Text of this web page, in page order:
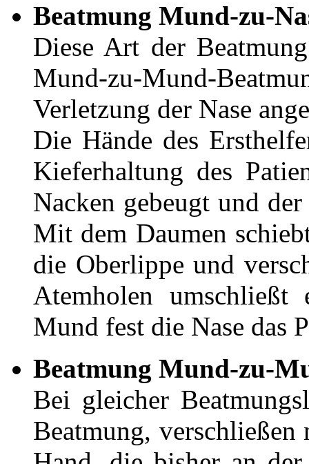
Beatmung Mund-zu-
Diese Art der
Mund-zu-Mund-
Verletzung der Nase
Die Hände des
Kieferhaltung des
Nacken gebeugt und
Mit dem Daumen
die Oberlippe und
Atemholen
Mund fest die Nase das
Beatmung Mund-zu-
Bei gleicher
Beatmung,